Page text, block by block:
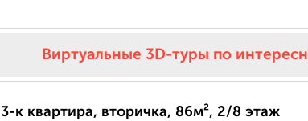
Виртуальные 3D-туры по
3-к квартира, вторичка, 86м², 2/8 этаж